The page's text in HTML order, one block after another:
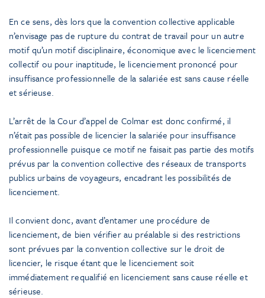
En ce sens, dès lors que la convention collective applicable
n’envisage pas de rupture du contrat de travail pour un autre
motif qu’un motif disciplinaire, économique avec le licenciement
collectif ou pour inaptitude, le licenciement prononcé pour
insuffisance professionnelle de la salariée est sans cause réelle
et sérieuse.
L’arrêt de la Cour d’appel de Colmar est donc confirmé, il
n’était pas possible de licencier la salariée pour insuffisance
professionnelle puisque ce motif ne faisait pas partie des motifs
prévus par la convention collective des réseaux de transports
publics urbains de voyageurs, encadrant les possibilités de
licenciement.
Il convient donc, avant d’entamer une procédure de
licenciement, de bien vérifier au préalable si des restrictions
sont prévues par la convention collective sur le droit de
licencier, le risque étant que le licenciement soit
immédiatement requalifié en licenciement sans cause réelle et
sérieuse.